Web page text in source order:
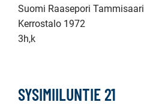
Suomi Raasepori Tammisaari
Kerrostalo 1972
3h,k
SYSIMIILUNTIE 21